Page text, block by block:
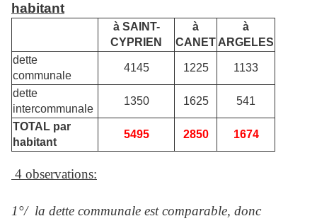
habitant
à SAINT-
CYPRIEN
à
CANET
à
ARGELES
dette
communale
4145 1225 1133
dette
intercommunale
1350 1625 541
TOTAL par
habitant
5495 2850 1674
4 observations:
1°/ la dette communale est comparable, donc